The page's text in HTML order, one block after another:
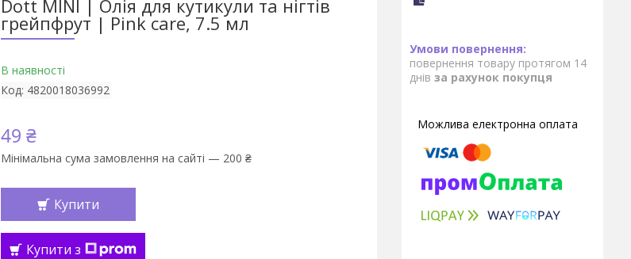
Dott MINI | Олія для кутикули та нігтів
грейпфрут | Pink care, 7.5 мл
В наявності
Код: 4820018036992
49 ₴
Мінімальна сума замовлення на сайті — 200 ₴
Купити
Купити з
повернення товару протягом 14
днів за рахунок покупця